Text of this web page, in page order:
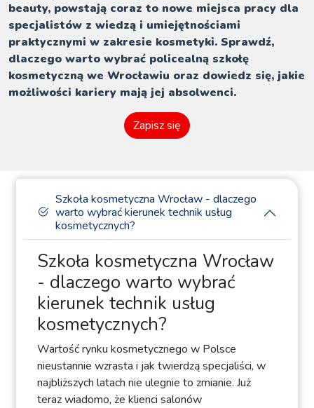
beauty, powstają coraz to nowe miejsca pracy dla
specjalistów z wiedzą i umiejętnościami
praktycznymi w zakresie kosmetyki. Sprawdź,
dlaczego warto wybrać policealną szkołę
kosmetyczną we Wrocławiu oraz dowiedz się, jakie
możliwości kariery mają jej absolwenci.
Zapisz się
Szkoła kosmetyczna Wrocław - dlaczego
warto wybrać kierunek technik usług
kosmetycznych?
Szkoła kosmetyczna Wrocław
- dlaczego warto wybrać
kierunek technik usług
kosmetycznych?
Wartość rynku kosmetycznego w Polsce
nieustannie wzrasta i jak twierdzą specjaliści, w
najbliższych latach nie ulegnie to zmianie. Już
teraz wiadomo, że klienci salonów